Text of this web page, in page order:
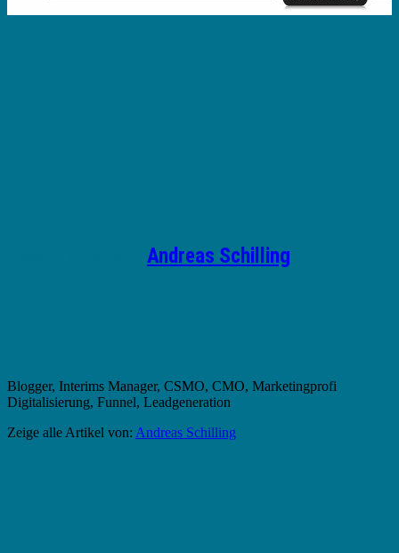
Andreas Schilling
Blogger, Interims Manager, CSMO, CMO, Marketingprofi
Digitalisierung, Funnel, Leadgeneration
Zeige alle Artikel von: Andreas Schilling